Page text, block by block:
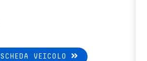
SCHEDA VEICOLO